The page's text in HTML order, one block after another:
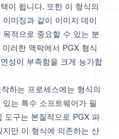
이 됩니다. 또한 이 형식의
미징과 같이 이미지 데이
적으로 중요할 수 있는 분
러한 맥락에서 PGX 형식
성이 부족함을 크게 능가합
하는 프로세스에는 형식의
는 특수 소프트웨어가 필
도구는 본질적으로 PGX 파
만 이 형식에 의존하는 산